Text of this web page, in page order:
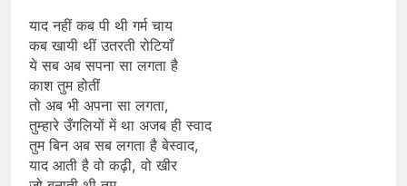
याद नहीं कब पी थी गर्म चाय
कब खायी थीं उतरती रोटियाँ
ये सब अब सपना सा लगता है
काश तुम होतीं
तो अब भी अपना सा लगता,
तुम्हारे उँगलियों में था अजब ही स्वाद
तुम बिन अब सब लगता है बेस्वाद,
याद आती है वो कढ़ी, वो खीर